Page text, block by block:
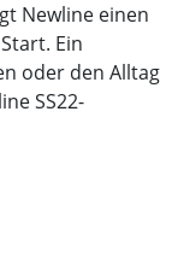
Newline einen
Ein
oder den Alltag
SS22-